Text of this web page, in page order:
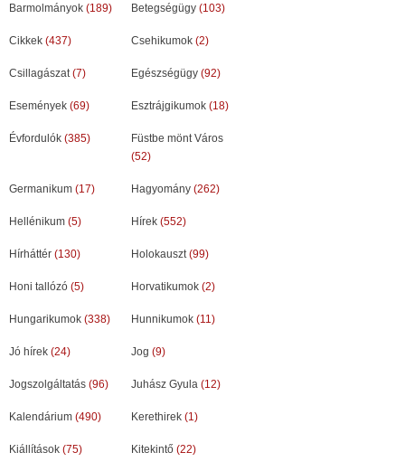
Barmolmányok (189) Betegségügy (103)
Cikkek (437) Csehikumok (2)
Csillagászat(7) Egészségügy (92)
Események (69) Esztrájgikumok (18)
Évfordulók (385)
Füstbe mönt Város
(52)
Germanikum (17) Hagyomány (262)
Hellénikum (5) Hírek (552)
Hírháttér (130) Holokauszt(99)
Honi tallózó (5) Horvatikumok (2)
Hungarikumok (338) Hunnikumok (11)
Jó hírek (24) Jog (9)
Jogszolgáltatás (96) Juhász Gyula (12)
Kalendárium (490) Kerethirek (1)
Kiállítások (75) Kitekintő (22)